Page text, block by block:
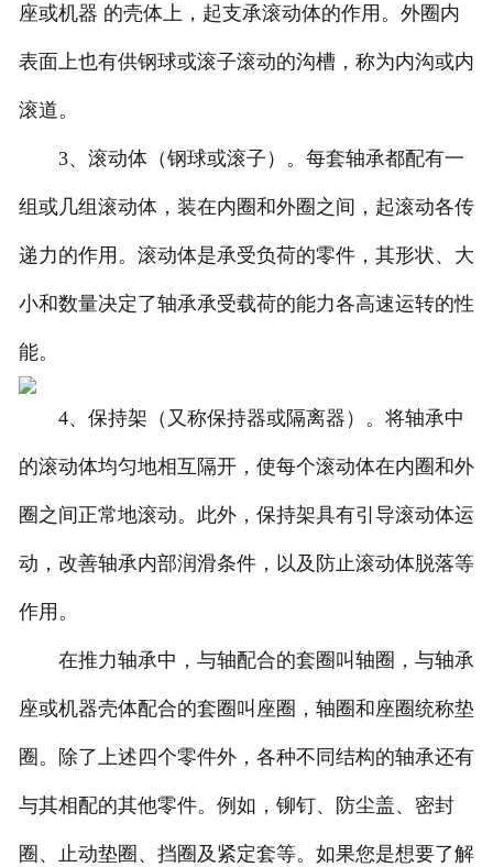
座或机器 的壳体上，起支承滚动体的作用。外圈内
表面上也有供钢球或滚子滚动的沟槽，称为内沟或内
滚道。
3、滚动体（钢球或滚子）。每套轴承都配有一
组或几组滚动体，装在内圈和外圈之间，起滚动各传
递力的作用。滚动体是承受负荷的零件，其形状、大
小和数量决定了轴承承受载荷的能力各高速运转的性
能。
4、保持架（又称保持器或隔离器）。将轴承中
的滚动体均匀地相互隔开，使每个滚动体在内圈和外
圈之间正常地滚动。此外，保持架具有引导滚动体运
动，改善轴承内部润滑条件，以及防止滚动体脱落等
作用。
在推力轴承中，与轴配合的套圈叫轴圈，与轴承
座或机器壳体配合的套圈叫座圈，轴圈和座圈统称垫
圈。除了上述四个零件外，各种不同结构的轴承还有
与其相配的其他零件。例如，铆钉、防尘盖、密封
圈、止动垫圈、挡圈及紧定套等。如果您是想要了解